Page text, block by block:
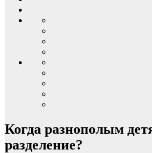
Когда разнополым
разделение?